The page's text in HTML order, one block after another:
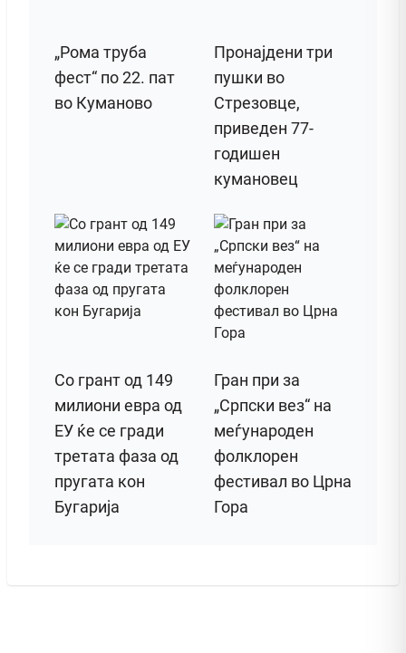
„Рома труба
фест“ по 22. пат
во Куманово
Пронајдени три
пушки во
Стрезовце,
приведен 77-
годишен
кумановец
Со грант од 149
милиони евра од
ЕУ ќе се гради
третата фаза од
пругата кон
Бугарија
Гран при за
„Српски вез“ на
меѓународен
фолклорен
фестивал во Црна
Гора